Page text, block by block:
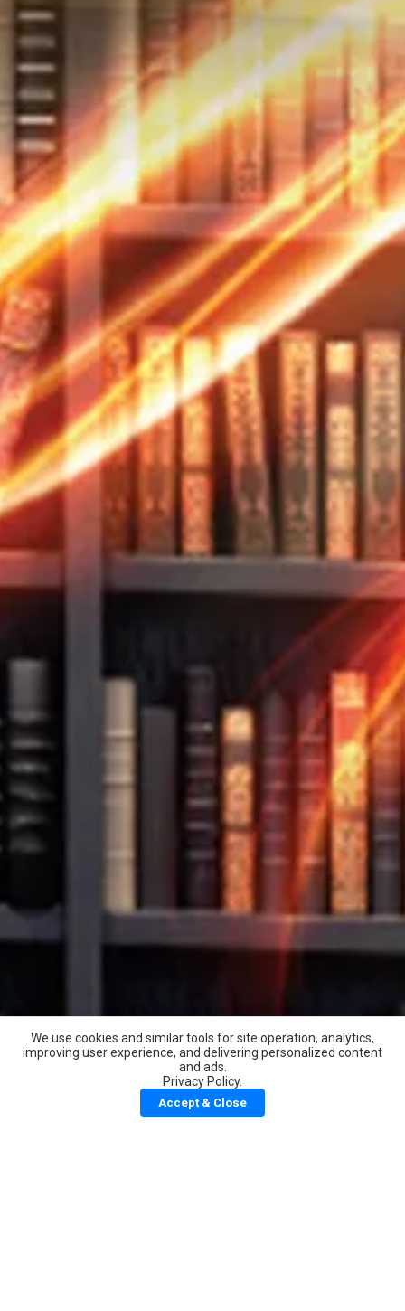
מאגר מראי מקומות - מכון אש התורה
מאגר מראי מקומות - מכון אש התורה
מנחם אדלר אש התורה אש התורה
Share
We use cookies and similar tools for site operation, analytics,
improving user experience, and delivering personalized content
and ads.
Privacy Policy.
Accept & Close